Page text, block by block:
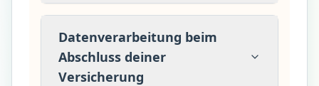
Datenverarbeitung beim
Abschluss deiner
Versicherung